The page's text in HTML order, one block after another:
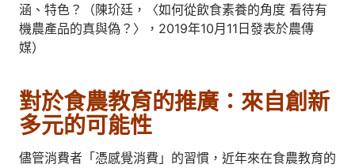
涵、特色？（陳玠廷，〈如何從飲食素養的角度 看待有
機農產品的真與偽？〉，2019年10月11日發表於農傳
媒）
對於食農教育的推廣：來自創新
多元的可能性
儘管消費者「憑感覺消費」的習慣，近年來在食農教育的